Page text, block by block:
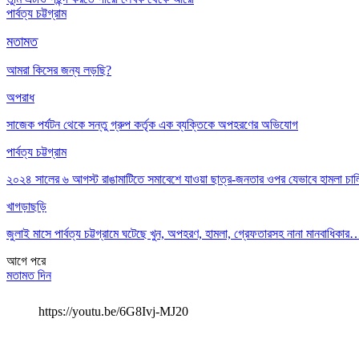
পার্বত্য চট্টগ্রাম
মতামত
আমরা কিসের জন্য লড়ছি?
অপরাধ
সাজেক পর্যটন থেকে সন্তু গ্রুপ কর্তৃক এক ব্যক্তিকে অপহরণের অভিযোগ
পার্বত্য চট্টগ্রাম
২০২৪ সালের ৬ আগস্ট রাঙামাটিতে সমাবেশে যাওয়া ছাত্র-জনতার ওপর যেভাবে হামলা
খাগড়াছড়ি
জুলাই মাসে পার্বত্য চট্টগ্রামে ঘটেছে খুন, অপহরণ, হামলা, গ্রেফতারসহ নানা
আগে পরে
মতামত দিন
https://youtu.be/6G8Ivj-MJ20